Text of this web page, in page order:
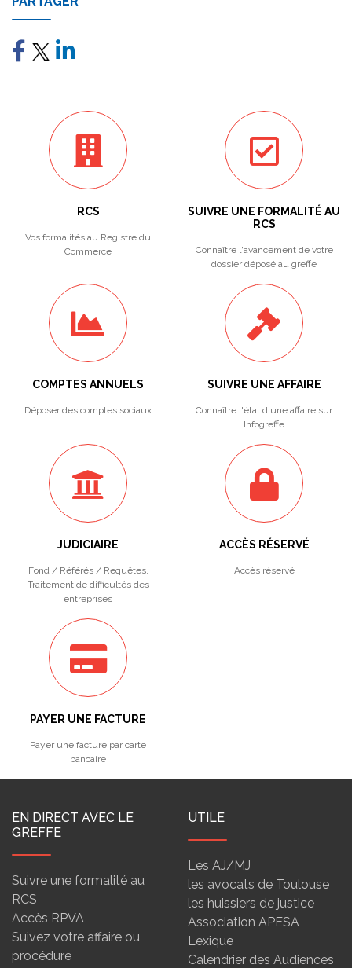
RCS
Vos formalités au Registre du
Commerce
SUIVRE UNE FORMALITÉ AU
RCS
Connaître l'avancement de votre
dossier déposé au greffe
COMPTES ANNUELS
Déposer des comptes sociaux
SUIVRE UNE AFFAIRE
Connaître l'état d'une affaire sur
Infogreffe
JUDICIAIRE
Fond / Référés / Requêtes.
Traitement de difficultés des
entreprises
ACCÈS RÉSERVÉ
Accès réservé
PAYER UNE FACTURE
Payer une facture par carte
bancaire
EN DIRECT AVEC LE
GREFFE
Suivre une formalité au
RCS
Accès RPVA
Suivez votre affaire ou
procédure
UTILE
Les AJ/MJ
les avocats de Toulouse
les huissiers de justice
Association APESA
Lexique
Calendrier des Audiences